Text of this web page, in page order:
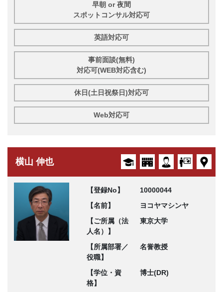
早朝 or 夜間
スポットコンサル対応可
英語対応可
事前面談(無料)
対応可(WEB対応含む)
休日(土日祝祭日)対応可
Web対応可
横山 伸也
【登録No】
10000044
【名前】
ヨコヤマシンヤ
【ご所属（法
人名）】
東京大学
【所属部署／
役職】
名誉教授
【学位・資
格】
博士(DR)